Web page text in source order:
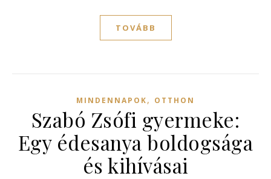
TOVÁBB
MINDENNAPOK, OTTHON
Szabó Zsófi gyermeke:
Egy édesanya boldogsága
és kihívásai